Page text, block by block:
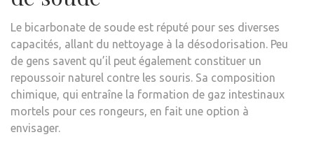
Le bicarbonate de soude est réputé pour ses diverses
capacités, allant du nettoyage à la désodorisation. Peu
de gens savent qu’il peut également constituer un
repoussoir naturel contre les souris. Sa composition
chimique, qui entraîne la formation de gaz intestinaux
mortels pour ces rongeurs, en fait une option à
envisager.